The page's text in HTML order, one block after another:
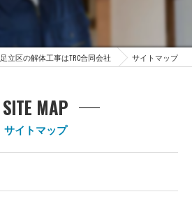
足立区の解体工事はTRC合同会社 サイトマップ
サイトマップ
SITE MAP